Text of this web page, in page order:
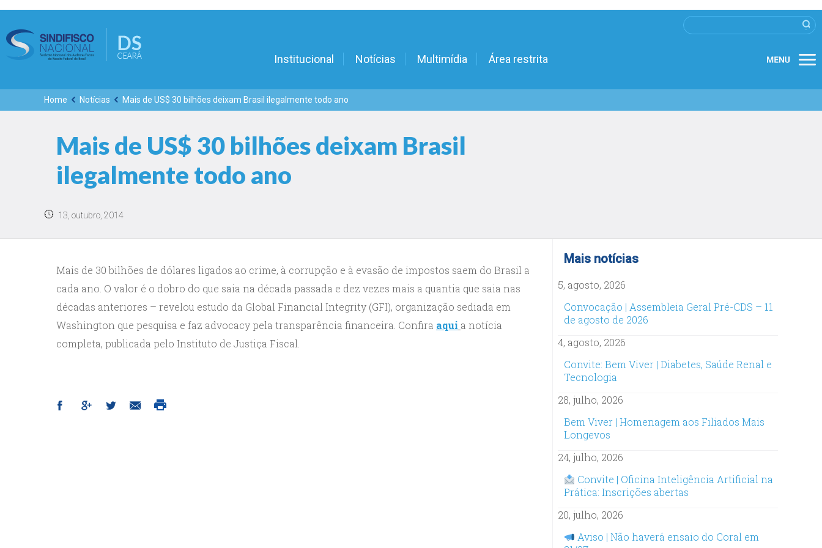
Institucional Notícias Multimídia Área restrita
Home Notícias Mais de US$ 30 bilhões deixam Brasil ilegalmente todo ano
Mais de US$ 30 bilhões deixam Brasil
ilegalmente todo ano
13, outubro, 2014
Mais de 30 bilhões de dólares ligados ao crime, à corrupção e à evasão de impostos saem do Brasil a
cada ano. O valor é o dobro do que saia na década passada e dez vezes mais a quantia que saia nas
décadas anteriores – revelou estudo da Global Financial Integrity (GFI), organização sediada em
Washington que pesquisa e faz advocacy pela transparência financeira. Confira aqui a notícia
completa, publicada pelo Instituto de Justiça Fiscal.
Mais notícias
5, agosto, 2026
Convocação | Assembleia Geral Pré-CDS – 11
de agosto de 2026
4, agosto, 2026
Convite: Bem Viver | Diabetes, Saúde Renal e
Tecnologia
28, julho, 2026
Bem Viver | Homenagem aos Filiados Mais
Longevos
24, julho, 2026
Convite | Oficina Inteligência Artificial na
Prática: Inscrições abertas
20, julho, 2026
Aviso | Não haverá ensaio do Coral em